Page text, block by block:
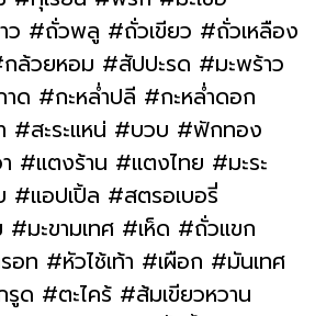
ว #ถั่วพลู #ถั่วเขียว #ถั่วเหลือง
ล้วยหอม #สัปปะรด #มะพร้าว
ด #กะหล่ำปลี #กะหล่ำดอก
#สะระแหน่ #บวบ #ฟักทอง
#แตงร้าน #แตงไทย #มะระ
#แอปเปิ้ล #สตรอเบอรี่
#มะขามเทศ #เห็ด #ถั่วแขก
ท #หัวไช้เท้า #เผือก #มันเทศ
ด #ตะไคร้ #ส้มเขียวหวาน